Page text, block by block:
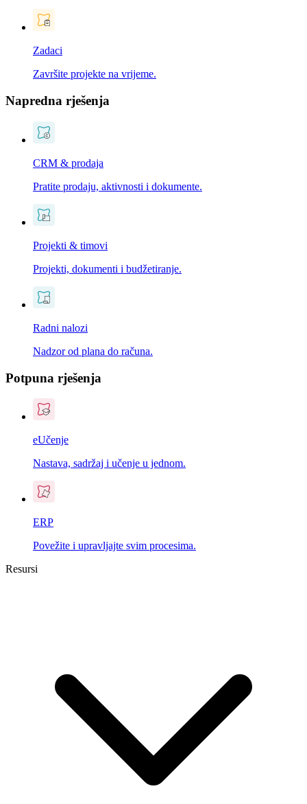
Zadaci
Završite projekte na vrijeme.
Napredna rješenja
CRM & prodaja
Pratite prodaju, aktivnosti i dokumente.
Projekti & timovi
Projekti, dokumenti i budžetiranje.
Radni nalozi
Nadzor od plana do računa.
Potpuna rješenja
eUčenje
Nastava, sadržaj i učenje u jednom.
ERP
Povežite i upravljajte svim procesima.
Resursi